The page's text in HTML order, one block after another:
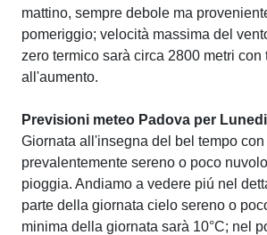
mattino, sempre debole ma
pomeriggio; velocità massima del
zero termico sarà circa 2800 metri con
all'aumento.
Previsioni meteo Padova per
Giornata all'insegna del bel tempo
prevalentemente sereno o poco
pioggia. Andiamo a vedere piú nel
parte della giornata cielo sereno o
minima della giornata sarà 10°C; nel